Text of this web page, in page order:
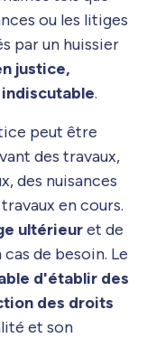
ou les litiges
par un huissier
justice,
.
peut être
des travaux,
des nuisances
en cours.
ultérieuret de
de besoin. Le
d'établir des
des droits
et son